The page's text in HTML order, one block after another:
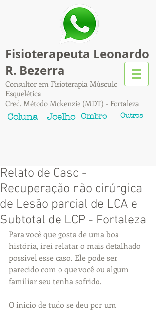
Fisioterapeuta Leonardo
R. Bezerra
Consultor em Fisioterapia Músculo
Esquelética
Cred. Método Mckenzie (MDT) - Fortaleza
Coluna Joelho Ombro Outros
Relato de Caso -
Recuperação não cirúrgica
de Lesão parcial de LCA e
Subtotal de LCP - Fortaleza
Para você que gosta de uma boa
história, irei relatar o mais detalhado
possível esse caso. Ele pode ser
parecido com o que você ou algum
familiar seu tenha sofrido.
O início de tudo se deu por um